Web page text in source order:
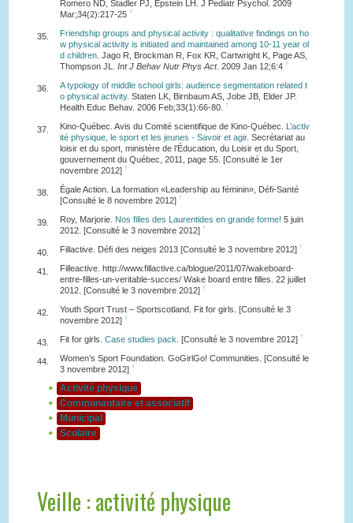
Romero ND, Stadler PJ, Epstein LH. J Pediatr Psychol. 2009
Mar;34(2):217-25 ↑
35.
Friendship groups and physical activity : qualitative findings on ho
w physical activity is initiated and maintained among 10-11 year ol
d children. Jago R, Brockman R, Fox KR, Cartwright K, Page AS,
Thompson JL. Int J Behav Nutr Phys Act. 2009 Jan 12;6:4 ↑
36.
A typology of middle school girls: audience segmentation related t
o physical activity. Staten LK, Birnbaum AS, Jobe JB, Elder JP.
Health Educ Behav. 2006 Feb;33(1):66-80.
↑
37. Kino-Québec. Avis du Comité scientifique de Kino-Québec.
L’activ
ité physique, le sport et les jeunes - Savoir et agir. Secrétariat au
loisir et du sport, ministère de l’Éducation, du Loisir et du Sport,
gouvernement du Québec, 2011, page 55. [Consulté le 1er
novembre 2012] ↑
38.
Égale Action. La formation «Leadership au féminin», Défi-Santé
[Consulté le 8 novembre 2012] ↑
39. Roy, Marjorie. Nos filles des Laurentides en grande forme! 5 juin
2012. [Consulté le 3 novembre 2012] ↑
40. Fillactive. Défi des neiges 2013 [Consulté le 3 novembre 2012] ↑
41.
Filleactive. http://www.fillactive.ca/blogue/2011/07/wakeboard-
entre-filles-un-veritable-succes/ Wake board entre filles. 22 juillet
2012. [Consulté le 3 novembre 2012] ↑
42.
Youth Sport Trust – Sportscotland. Fit for girls. [Consulté le 3
novembre 2012] ↑
43. Fit for girls. Case studies pack . [Consulté le 3 novembre 2012] ↑
44.
Women’s Sport Foundation. GoGirlGo! Communities. [Consulté le
3 novembre 2012] ↑
Activité physique
Communautaire et associatif
Municipal
Scolaire
Veille : activité physique